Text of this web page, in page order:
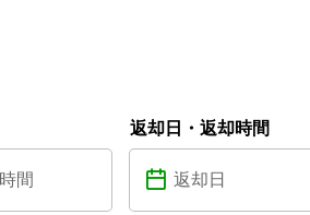
返却日・返却時間